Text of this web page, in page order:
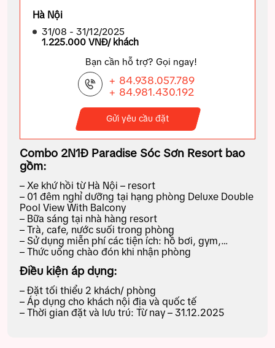
Hà Nội
31/08 - 31/12/2025
1.225.000 VNĐ/ khách
Bạn cần hỗ trợ? Gọi ngay!
+ 84.938.057.789
+ 84.981.430.192
Gửi yêu cầu đặt
Combo 2N1Đ Paradise Sóc Sơn Resort bao
gồm:
– Xe khứ hồi từ Hà Nội – resort
– 01 đêm nghỉ dưỡng tại hạng phòng Deluxe Double
Pool View With Balcony
– Bữa sáng tại nhà hàng resort
– Trà, cafe, nước suối trong phòng
– Sử dụng miễn phí các tiện ích: hồ bơi, gym,…
– Thức uống chào đón khi nhận phòng
Điều kiện áp dụng:
– Đặt tối thiểu 2 khách/ phòng
– Áp dụng cho khách nội địa và quốc tế
– Thời gian đặt và lưu trú: Từ nay – 31.12.2025